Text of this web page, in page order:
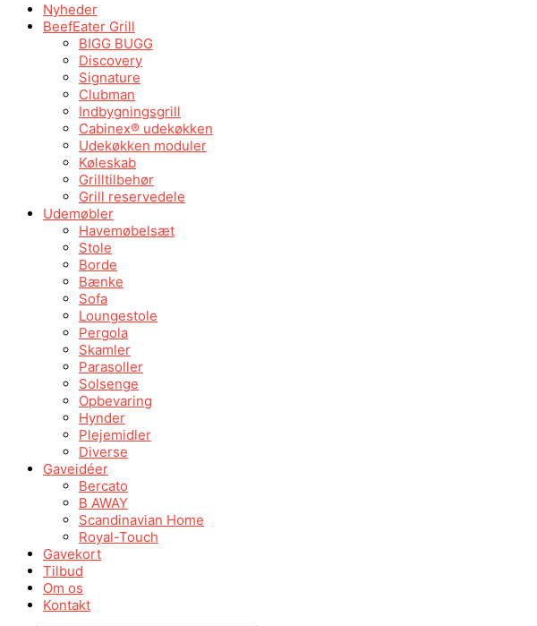
Nyheder
BeefEater Grill
BIGG BUGG
Discovery
Signature
Clubman
Indbygningsgrill
Cabinex® udekøkken
Udekøkken moduler
Køleskab
Grilltilbehør
Grill reservedele
Udemøbler
Havemøbelsæt
Stole
Borde
Bænke
Sofa
Loungestole
Pergola
Skamler
Parasoller
Solsenge
Opbevaring
Hynder
Plejemidler
Diverse
Gaveidéer
Bercato
B AWAY
Scandinavian Home
Royal-Touch
Gavekort
Tilbud
Om os
Kontakt